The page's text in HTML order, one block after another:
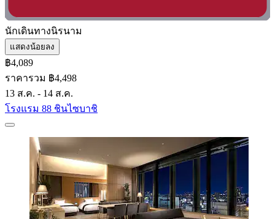
นักเดินทางนิรนาม
แสดงน้อยลง
฿4,089
ราคารวม ฿4,498
13 ส.ค. - 14 ส.ค.
โรงแรม 88 ชินไซบาชิ